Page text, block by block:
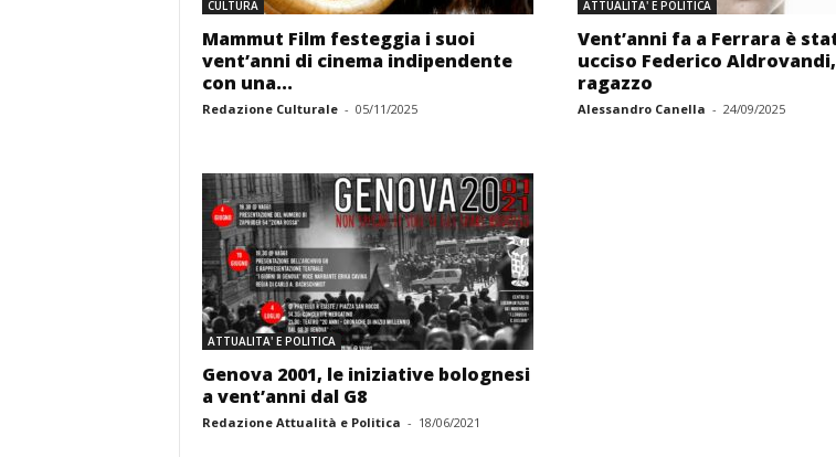
CULTURA
Mammut Film festeggia i suoi
vent’anni di cinema indipendente
con una...
Redazione Culturale - 05/11/2025
ATTUALITA' E POLITICA
Vent’anni fa a Ferrara è
ucciso Federico
ragazzo
Alessandro Canella - 24/09/2025
ATTUALITA' E POLITICA
Genova 2001, le iniziative bolognesi
a vent’anni dal G8
Redazione Attualità e Politica - 18/06/2021